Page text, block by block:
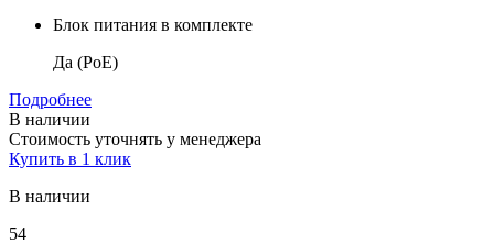
Блок питания в комплекте
Да (PoE)
Подробнее
В наличии
Стоимость уточнять у менеджера
Купить в 1 клик
В наличии
54